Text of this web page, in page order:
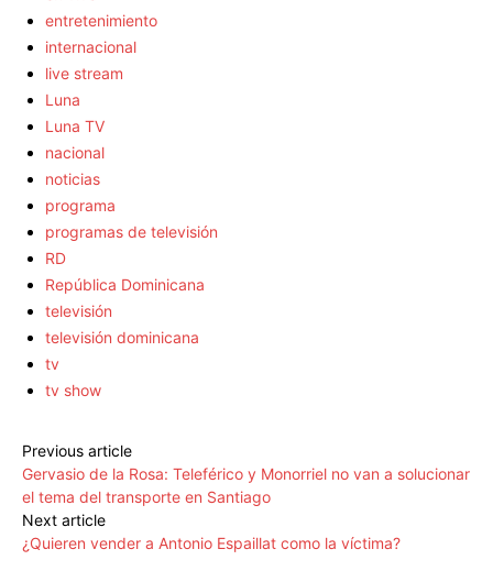
entretenimiento
internacional
live stream
Luna
Luna TV
nacional
noticias
programa
programas de televisión
RD
República Dominicana
televisión
televisión dominicana
tv
tv show
Previous article
Gervasio de la Rosa: Teleférico y Monorriel no van a solucionar
el tema del transporte en Santiago
Next article
¿Quieren vender a Antonio Espaillat como la víctima?